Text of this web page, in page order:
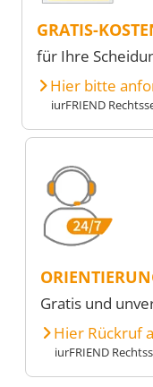
GRATIS-
für Ihre
Hier bitte
iurFRIEND
Gratis und
Hier Rückruf
iurFRIEND